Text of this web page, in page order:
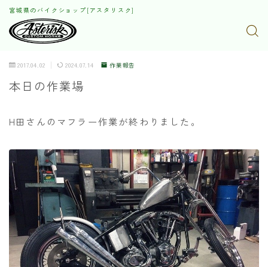
宮城県のバイクショップ[アスタリスク]
2017.04.02 2024.07.14 作業報告
本日の作業場
H田さんのマフラー作業が終わりました。